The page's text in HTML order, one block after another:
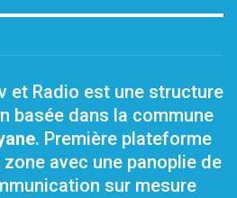
et Radio est une structure
basée dans la commune
. Première plateforme
avec une panoplie de
sur mesure